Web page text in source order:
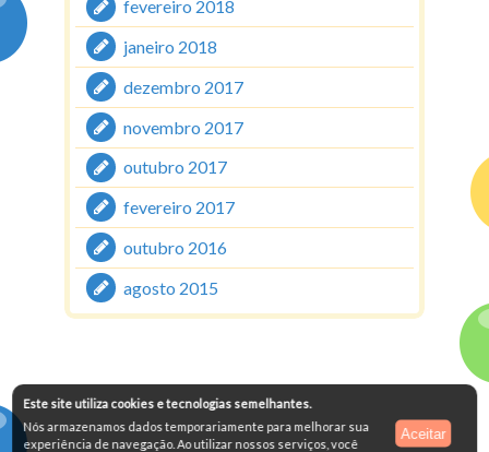
Este site utiliza cookies e tecnologias semelhantes.
Nós armazenamos dados temporariamente para melhorar sua
experiência de navegação. Ao utilizar nossos serviços, você
Aceitar
fevereiro 2018
janeiro 2018
dezembro 2017
novembro 2017
outubro 2017
fevereiro 2017
outubro 2016
agosto 2015